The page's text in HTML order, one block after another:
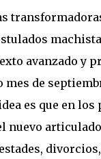
avanzado y
mes de
es que en los
nuevo